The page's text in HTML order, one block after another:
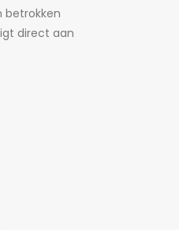
betrokken
direct aan